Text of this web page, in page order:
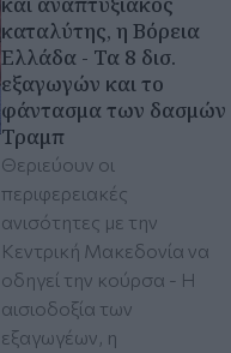
καταλύτης, η Βόρεια
Ελλάδα - Τα 8 δισ.
εξαγωγών και το
φάντασμα των δασμών
Τραμπ
Θεριεύουν οι
περιφερειακές
ανισότητες με την
Κεντρική Μακεδονία να
οδηγεί την κούρσα - Η
αισιοδοξία των
εξαγωγέων, η